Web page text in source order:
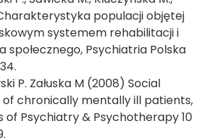
populacji objętej
systemem rehabilitacji i
społecznego, Psychiatria Polska
P. Załuska M (2008) Social
chronically mentally ill patients,
of Psychiatry & Psychotherapy 10